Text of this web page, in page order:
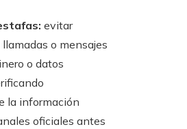
evitar
o mensajes
o datos
la información
oficiales antes